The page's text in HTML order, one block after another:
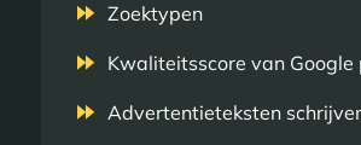
Zoektypen
Kwaliteitsscore van Google
Advertentieteksten